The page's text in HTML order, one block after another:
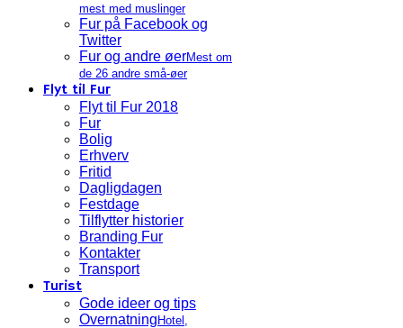
mest med muslinger
Fur på Facebook og
Twitter
Fur og andre øerMest om
de 26 andre små-øer
Flyt til Fur
Flyt til Fur 2018
Fur
Bolig
Erhverv
Fritid
Dagligdagen
Festdage
Tilflytter historier
Branding Fur
Kontakter
Transport
Turist
Gode ideer og tips
Overnatning Hotel,